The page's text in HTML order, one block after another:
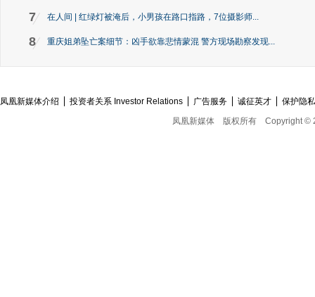
7 在人间 | 红绿灯被淹后，小男孩在路口指路，7位摄影师...
8 重庆姐弟坠亡案细节：凶手欲靠悲情蒙混 警方现场勘察发现...
凤凰新媒体介绍 投资者关系 Investor Relations 广告服务 诚征英才
保护隐
凤凰新媒体
版权所有 Copyright ©